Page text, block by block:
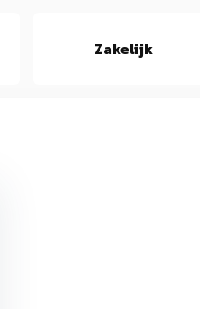
Zakelijk